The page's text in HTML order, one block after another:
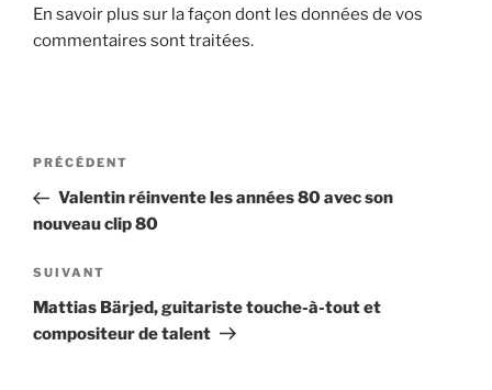
En savoir plus sur la façon dont les données de vos
commentaires sont traitées.
Navigation
l’article
Article
précédent
PRÉCÉDENT
Valentin réinvente les années 80 avec son
nouveau clip 80
Article
suivant
SUIVANT
Mattias Bärjed, guitariste touche-à-tout et
compositeur de talent